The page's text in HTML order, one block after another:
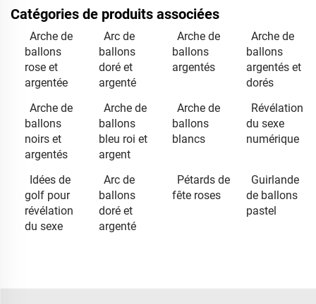
Catégories de produits associées
Arche de
ballons
rose et
argentée
Arc de
ballons
doré et
argenté
Arche de
ballons
argentés
Arche de
ballons
argentés et
dorés
Arche de
ballons
noirs et
argentés
Arche de
ballons
bleu roi et
argent
Arche de
ballons
blancs
Révélation
du sexe
numérique
Idées de
golf pour
révélation
du sexe
Arc de
ballons
doré et
argenté
Pétards de
fête roses
Guirlande
de ballons
pastel